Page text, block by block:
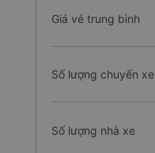
Giá vé trung bình
Số lượng chuyến xe
Số lượng nhà xe